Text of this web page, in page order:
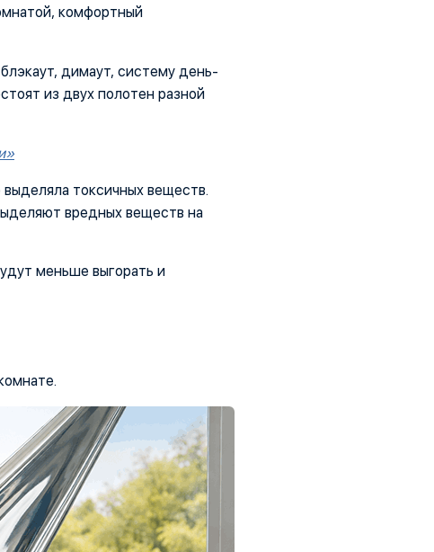
комфортный
димаут, систему день-
из двух полотен разной
токсичных веществ.
вредных веществ на
меньше выгорать и